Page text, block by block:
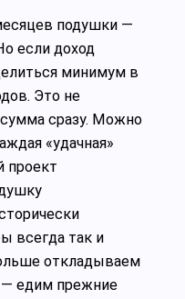
подушки —
если доход
минимум в
Это не
сумма сразу. Можно
«удачная»
проект
всегда так и
откладываем
— едим прежние